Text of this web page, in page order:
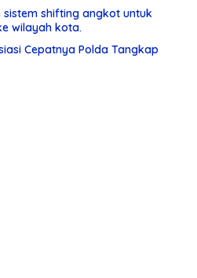
shifting angkot untuk
wilayah kota.
Cepatnya Polda Tangkap